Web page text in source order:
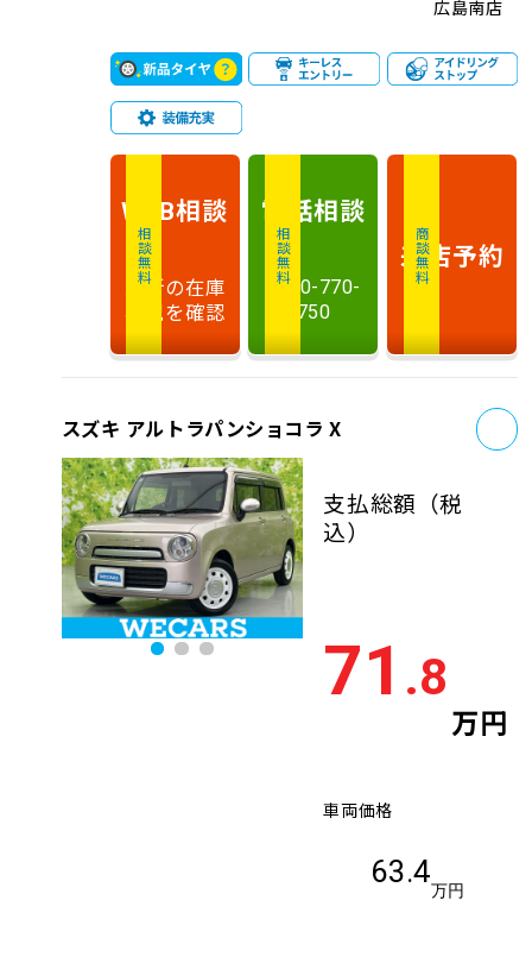
広島南店
相談無料
WEB相談
最新の在庫
状況を確認
相談無料
電話相談
0120-770-
750
商談無料
来店予約
スズキ アルトラパンショコラ X
支払総額 （税
込）
71 .8
万円
車両価格
63.4
万円